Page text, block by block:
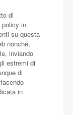
di
policy in
su questa
nonché,
inviando
estremi di
di
in